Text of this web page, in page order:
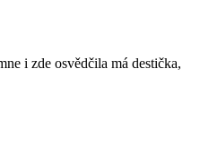
i zde osvědčila má destička,